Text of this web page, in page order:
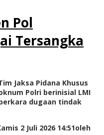
Pol
Tersangka
Jaksa Pidana Khusus
Polri berinisial LMI
dugaan tindak
2 Juli 2026 14:51oleh